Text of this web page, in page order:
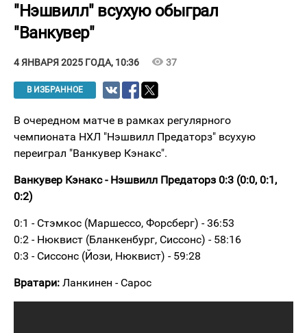
"Нэшвилл" всухую обыграл
"Ванкувер"
4 ЯНВАРЯ 2025 ГОДА, 10:36 visibility 37
В ИЗБРАННОЕ
В очередном матче в рамках регулярного
чемпионата НХЛ "Нэшвилл Предаторз" всухую
переиграл "Ванкувер Кэнакс".
Ванкувер Кэнакс - Нэшвилл Предаторз 0:3 (0:0, 0:1,
0:2)
0:1 - Стэмкос (Маршессо, Форсберг) - 36:53
0:2 - Нюквист (Бланкенбург, Сиссонс) - 58:16
0:3 - Сиссонс (Йози, Нюквист) - 59:28
Вратари: Ланкинен - Сарос